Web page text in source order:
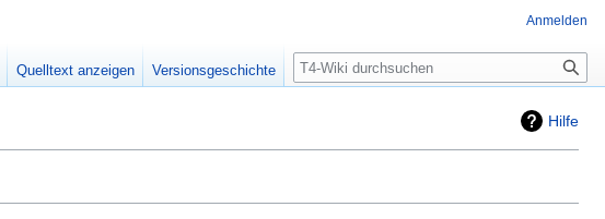
Hilfe
Anmelden
Quelltext anzeigen Versionsgeschichte Suche